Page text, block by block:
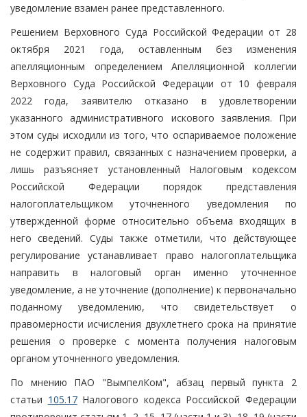
уведомление взамен ранее представленного.
Решением Верховного Суда Российской Федерации от 28
октября 2021 года, оставленным без изменения
апелляционным определением Апелляционной коллегии
Верховного Суда Российской Федерации от 10 февраля
2022 года, заявителю отказано в удовлетворении
указанного административного искового заявления. При
этом суды исходили из того, что оспариваемое положение
не содержит правил, связанных с назначением проверки, а
лишь разъясняет установленный Налоговым кодексом
Российской Федерации порядок представления
налогоплательщиком уточненного уведомления по
утвержденной форме относительно объема входящих в
него сведений. Суды также отметили, что действующее
регулирование устанавливает право налогоплательщика
направить в налоговый орган именно уточненное
уведомление, а не уточнение (дополнение) к первоначально
поданному уведомлению, что свидетельствует о
правомерности исчисления двухлетнего срока на принятие
решения о проверке с момента получения налоговым
органом уточненного уведомления.
По мнению ПАО "ВымпелКом", абзац первый пункта 2
статьи 105.17Налогового кодекса Российской Федерации